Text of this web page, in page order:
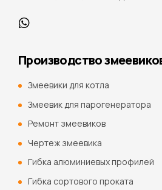
Производство
Змеевики для котла
Змеевик для парогенератора
Ремонт змеевиков
Чертеж змеевика
Гибка алюминиевых профилей
Гибка сортового проката